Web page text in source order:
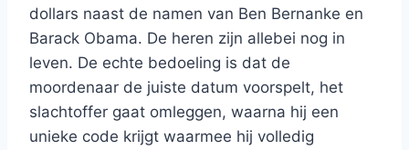
dollars naast de namen van Ben Bernanke en
Barack Obama. De heren zijn allebei nog in
leven. De echte bedoeling is dat de
moordenaar de juiste datum voorspelt, het
slachtoffer gaat omleggen, waarna hij een
unieke code krijgt waarmee hij volledig